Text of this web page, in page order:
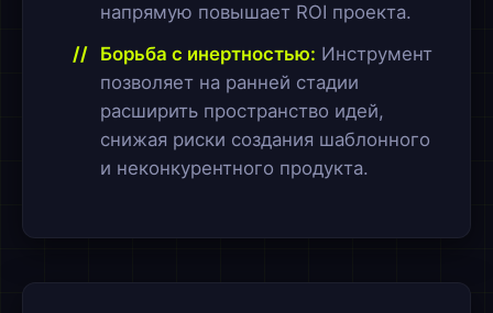
напрямую повышает ROI проекта.
Борьба с инертностью: Инструмент
позволяет на ранней стадии
расширить пространство идей,
снижая риски создания шаблонного
и неконкурентного продукта.